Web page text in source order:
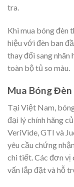
tra.
Khi mua bóng đèn
hiệu với đèn ban
thay đổi sang nhãn
toàn bộ tủ so màu.
Mua Bóng
Tại Việt Nam,
đại lý chính hãng
VeriVide, GTI và
yêu cầu chứng
chi tiết. Các đơn
vấn lắp đặt và hỗ